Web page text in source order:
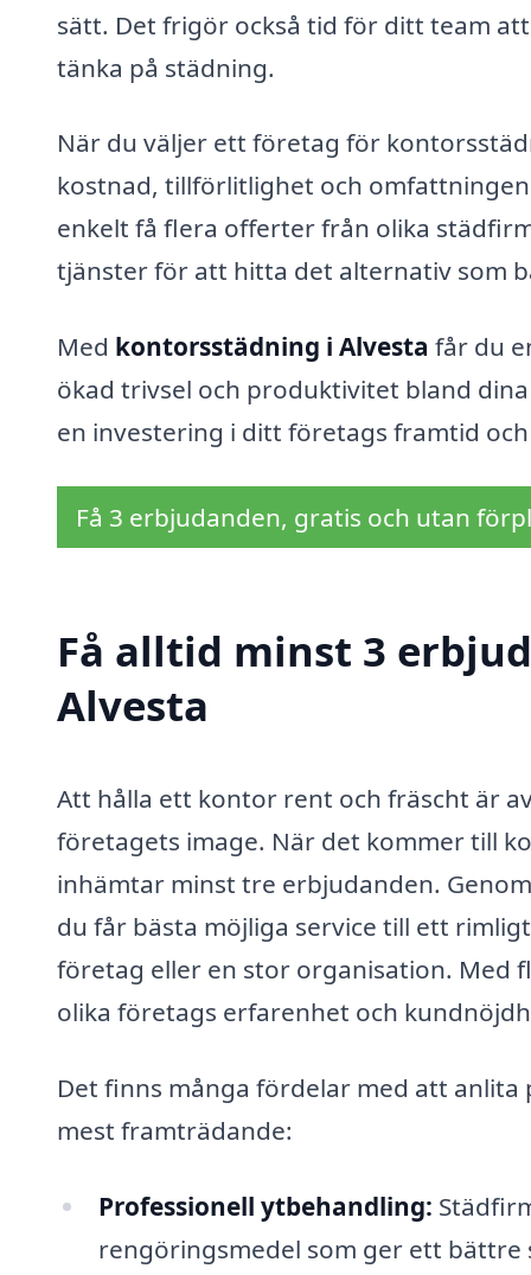
sätt. Det frigör också tid för ditt team
tänka på städning.
När du väljer ett företag för
kostnad, tillförlitlighet och
enkelt få flera offerter från olika
tjänster för att hitta det alternativ som
Med kontorsstädning i Alvesta får du
ökad trivsel och produktivitet bland
en investering i ditt företags framtid
Få 3 erbjudanden, gratis och utan
Få alltid minst 3
Alvesta
Att hålla ett kontor rent och fräscht är
företagets image. När det kommer till
inhämtar minst tre erbjudanden.
du får bästa möjliga service till ett
företag eller en stor organisation. Med
olika företags erfarenhet och
Det finns många fördelar med att
mest framträdande:
Professionell ytbehandling:
rengöringsmedel som ger ett bättre